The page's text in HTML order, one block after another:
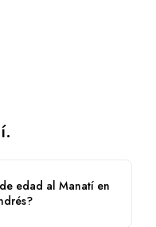
edad al Manatí en